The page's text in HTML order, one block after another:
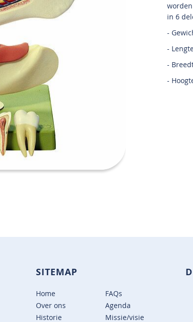
in 6
-
-
-
-
SITEMAP
Home
Over ons
Historie
FAQs
Agenda
Missie/visie